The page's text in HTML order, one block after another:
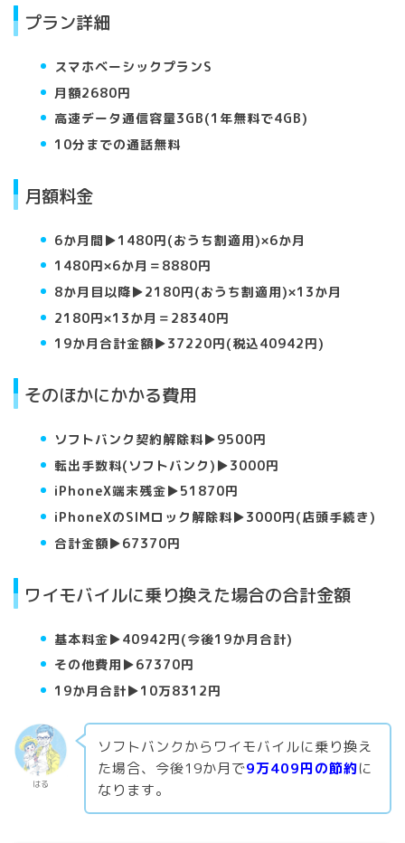
プラン詳細
スマホベーシックプランS
月額2680円
高速データ通信容量3GB(1年無料で4GB)
10分までの通話無料
月額料金
6か月間▶︎1480円(おうち割適用)×6か月
1480円×6か月＝8880円
8か月目以降▶︎2180円(おうち割適用)×13か月
2180円×13か月＝28340円
19か月合計金額▶︎37220円(税込40942円)
そのほかにかかる費用
ソフトバンク契約解除料▶︎9500円
転出手数料(ソフトバンク)▶︎3000円
iPhoneX端末残金▶︎51870円
iPhoneXのSIMロック解除料▶︎3000円(店頭手続き)
合計金額▶︎67370円
ワイモバイルに乗り換えた場合の合計金額
基本料金▶︎40942円(今後19か月合計)
その他費用▶︎67370円
19か月合計▶︎10万8312円
はる
ソフトバンクからワイモバイルに乗り換え
た場合、今後19か月で9万409円の節約に
なります。